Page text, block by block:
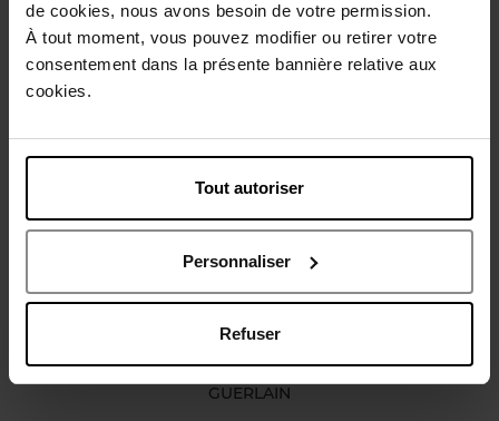
de cookies, nous avons besoin de votre permission.
À tout moment, vous pouvez modifier ou retirer votre
consentement dans la présente bannière relative aux
cookies.
Tout autoriser
Personnaliser
Refuser
Karakteristieken
Nog iets vergeten ?
GUERLAIN